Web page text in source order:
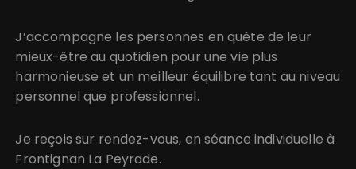
J’accompagne les personnes en quête de leur
mieux-être au quotidien pour une vie plus
harmonieuse et un meilleur équilibre tant au niveau
personnel que professionnel.
Je reçois sur rendez-vous, en séance individuelle à
Frontignan La Peyrade.